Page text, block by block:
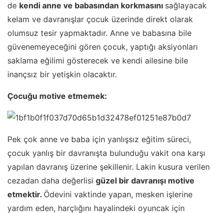
de kendi anne ve babasından korkmasını sağlayacak
kelam ve davranışlar çocuk üzerinde direkt olarak
olumsuz tesir yapmaktadır. Anne ve babasına bile
güvenemeyeceğini gören çocuk, yaptığı aksiyonları
saklama eğilimi gösterecek ve kendi ailesine bile
inançsız bir yetişkin olacaktır.
Çocuğu motive etmemek:
Pek çok anne ve baba için yanlışsız eğitim süreci,
çocuk yanlış bir davranışta bulunduğu vakit ona karşı
yapılan davranış üzerine şekillenir. Lakin kusura verilen
cezadan daha değerlisi güzel bir davranışı motive
etmektir. Ödevini vaktinde yapan, mesken işlerine
yardım eden, harçlığını hayalindeki oyuncak için